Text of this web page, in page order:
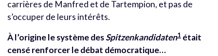
carrières de Manfred et de Tartempion, et pas de
s’occuper de leurs intérêts.
À l’origine le système desSpitzenkandidaten1 était
censé renforcer le débat démocratique…